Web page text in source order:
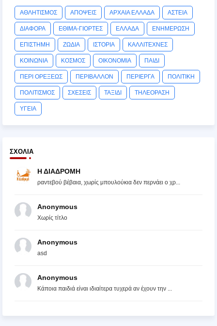
ΑΘΛΗΤΙΣΜΟΣ ΑΠΟΨΕΙΣ ΑΡΧΑΙΑ ΕΛΛΑΔΑ ΑΣΤΕΙΑ
ΔΙΑΦΟΡΑ ΕΘΙΜΑ-ΓΙΟΡΤΕΣ ΕΛΛΑΔΑ ΕΝΗΜΕΡΩΣΗ
ΕΠΙΣΤΗΜΗ ΖΩΔΙΑ ΙΣΤΟΡΙΑ ΚΑΛΛΙΤΕΧΝΕΣ
ΚΟΙΝΩΝΙΑ ΚΟΣΜΟΣ ΟΙΚΟΝΟΜΙΑ ΠΑΙΔΙ
ΠΕΡΙ ΟΡΕΞΕΩΣ ΠΕΡΙΒΑΛΛΟΝ ΠΕΡΙΕΡΓΑ ΠΟΛΙΤΙΚΗ
ΠΟΛΙΤΙΣΜΟΣ ΣΧΕΣΕΙΣ ΤΑΞΙΔΙ ΤΗΛΕΟΡΑΣΗ
ΥΓΕΙΑ
ΣΧΌΛΙΑ
Η ΔΙΑΔΡΟΜΗ
ραντεβού βέβαια, χωρίς μπουλούκια δεν περνάει ο χρ...
Anonymous
Χωρίς τίτλο
Anonymous
asd
Anonymous
Κάποια παιδιά είναι ιδιαίτερα τυχερά αν έχουν την ...